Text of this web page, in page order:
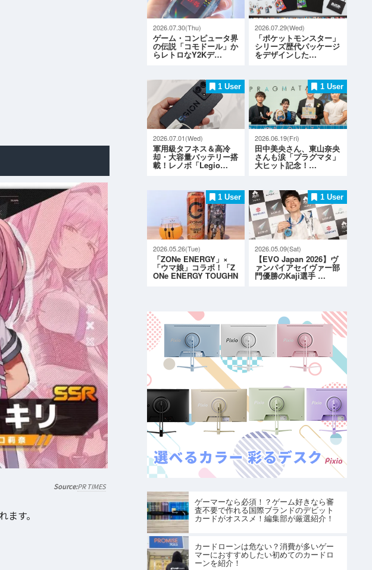
PR TIMES
ます。
2026.07.30(Thu)
ゲーム・コンピュータ界
の伝説「コモドール」か
らレトロなY2Kデ…
2026.07.29(Wed)
「ポケットモンスター」
シリーズ歴代パッケージ
をデザインした…
1 User
2026.07.01(Wed)
軍用級タフネス＆高冷
却・大容量バッテリー搭
載！レノボ「Legio…
1 User
2026.06.19(Fri)
田中美央さん、東山奈央
さんも涙「プラグマタ」
大ヒット記念！…
1 User
2026.05.26(Tue)
「ZONe ENERGY」×
「ウマ娘」コラボ！「Z
ONe ENERGY TOUGHN
1 User
2026.05.09(Sat)
【EVO Japan 2026】ヴ
ァンパイアセイヴァー部
門優勝のKaji選手 …
ゲーマーなら必須！？ゲーム好きなら審
査不要で作れる国際ブランドのデビット
カードがオススメ！編集部が厳選紹介！
カードローンは危ない？消費が多いゲー
マーにおすすめしたい初めてのカードロ
ーンを紹介！